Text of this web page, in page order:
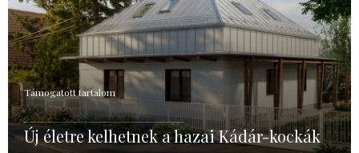
Támogatott tartalom
Új életre kelhetnek a hazai Kádár-kockák